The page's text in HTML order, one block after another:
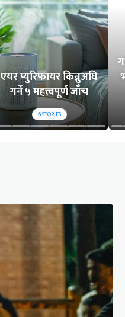
एयर प्युरिफायर किन्नुअघि
गर्ने ५ महत्त्वपूर्ण जाँच
6STORIES